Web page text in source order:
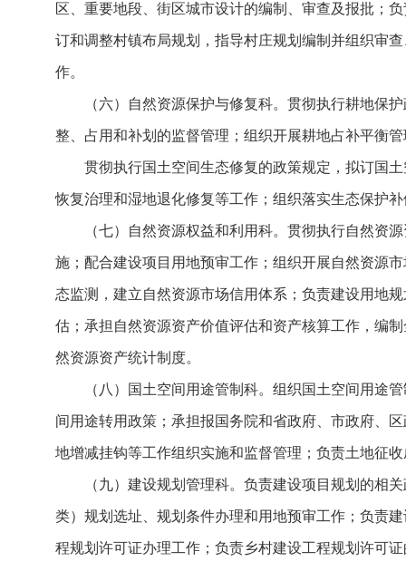
区、重要地段、街区城市设计的编制、审查及报批；
订和调整村镇布局规划，指导村庄规划编制并组织审
作。
（六）自然资源保护与修复科。贯彻执行耕地保
整、占用和补划的监督管理；组织开展耕地占补平衡
贯彻执行国土空间生态修复的政策规定，拟订国
恢复治理和湿地退化修复等工作；组织落实生态保护
（七）自然资源权益和利用科。贯彻执行自然资
施；配合建设项目用地预审工作；组织开展自然资源
态监测，建立自然资源市场信用体系；负责建设用地
估；承担自然资源资产价值评估和资产核算工作，编
然资源资产统计制度。
（八）国土空间用途管制科。组织国土空间用途
间用途转用政策；承担报国务院和省政府、市政府、
地增减挂钩等工作组织实施和监督管理；负责土地征
（九）建设规划管理科。负责建设项目规划的相
类）规划选址、规划条件办理和用地预审工作；负责
程规划许可证办理工作；负责乡村建设工程规划许可